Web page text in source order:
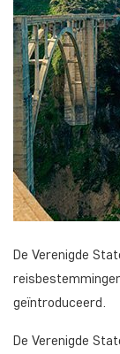
De Verenigde
geïntroduceerd.
De Verenigde